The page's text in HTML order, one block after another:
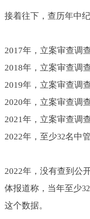
接着往下，查历年中
2017年，立案审查调
2018年，立案审查调
2019年，立案审查调
2020年，立案审查调
2021年，立案审查调
2022年，至少32名中
2022年，没有查到公
体报道称，当年至少32
这个数据。